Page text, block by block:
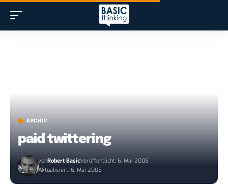
ARCHIV
paid twittering
vonRobert BasicVeröffentlicht: 6. Mai 2008
Aktualisiert: 6. Mai 2008